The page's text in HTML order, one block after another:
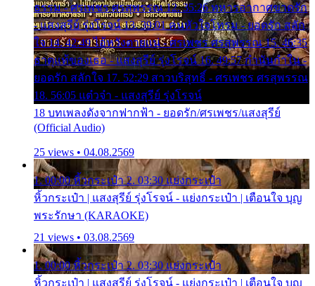
ธรรม - ศรเพชร ศรสุพรรณ 12. 35:26 ทหารอากาศขาดรัก
- แสงสุรีย์ รุ่งโรจน์ 13. 39:01 คนหัวใจโทรม - ยอดรัก สลัก
ใจ 14. 42:49 ไอ้หวังตายแน่ - ศรเพชร ศรสุพรรณ 15. 46:35
ธาตุแท้ของเธอ - แสงสุรีย์ รุ่งโรจน์ 16. 49:57 กำนันกำใน -
ยอดรัก สลักใจ 17. 52:29 สาวบริสุทธิ์ - ศรเพชร ศรสุพรรณ
18. 56:05 แต๋วจ๋า - แสงสุรีย์ รุ่งโรจน์
18 บทเพลงดังจากฟากฟ้า - ยอดรัก/ศรเพชร/แสงสุรีย์
(Official Audio)
25 views • 04.08.2569
1. 00:00 หิ้วกระเป๋า 2. 03:30 แย่งกระเป๋า
หิ้วกระเป๋า | แสงสุรีย์ รุ่งโรจน์ - แย่งกระเป๋า | เตือนใจ บุญ
พระรักษา (KARAOKE)
21 views • 03.08.2569
1. 00:00 หิ้วกระเป๋า 2. 03:30 แย่งกระเป๋า
หิ้วกระเป๋า | แสงสุรีย์ รุ่งโรจน์ - แย่งกระเป๋า | เตือนใจ บุญ